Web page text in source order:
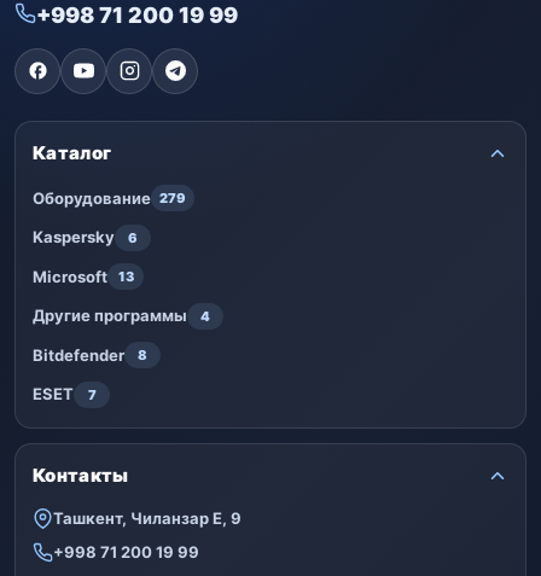
+998 71 200 19 99
Каталог
Оборудование 279
Kaspersky 6
Microsoft 13
Другие программы 4
Bitdefender 8
ESET 7
Контакты
Ташкент, Чиланзар Е, 9
+998 71 200 19 99